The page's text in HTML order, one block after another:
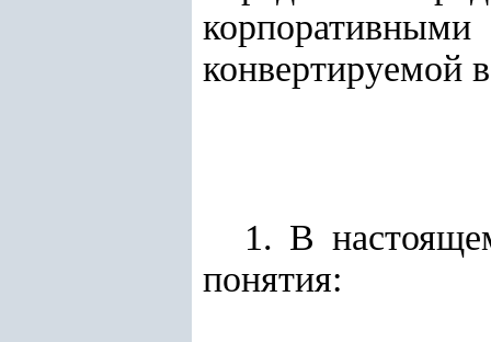
конвертируемой
1. В
понятия: